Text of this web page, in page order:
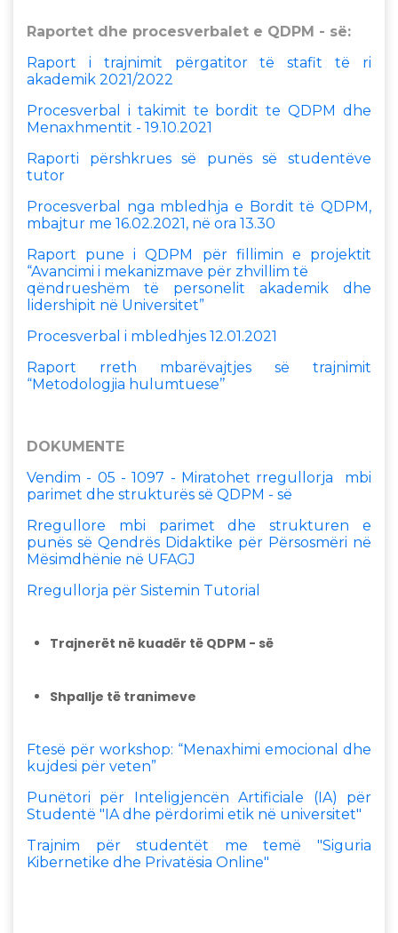
Raportet dhe procesverbalet e QDPM - së:
Raport i trajnimit përgatitor të stafit të ri
akademik 2021/2022
Procesverbal i takimit te bordit te QDPM dhe
Menaxhmentit - 19.10.2021
Raporti përshkrues së punës së studentëve
tutor
Procesverbal nga mbledhja e Bordit të QDPM,
mbajtur me 16.02.2021, në ora 13.30
Raport pune i QDPM për fillimin e projektit
“Avancimi i mekanizmave për zhvillim të
qëndrueshëm të personelit akademik dhe
lidershipit në Universitet”
Procesverbal i mbledhjes 12.01.2021
Raport rreth mbarëvajtjes së trajnimit
“Metodologjia hulumtuese’’
DOKUMENTE
Vendim - 05 - 1097 - Miratohet rregullorja mbi
parimet dhe strukturës së QDPM - së
Rregullore mbi parimet dhe strukturen e
punës së Qendrës Didaktike për Përsosmëri në
Mësimdhënie në UFAGJ
Rregullorja për Sistemin Tutorial
Trajnerët në kuadër të QDPM - së
Shpallje të tranimeve
Ftesë për workshop: “Menaxhimi emocional dhe
kujdesi për veten”
Punëtori për Inteligjencën Artificiale (IA) për
Studentë "IA dhe përdorimi etik në universitet"
Trajnim për studentët me temë "Siguria
Kibernetike dhe Privatësia Online"